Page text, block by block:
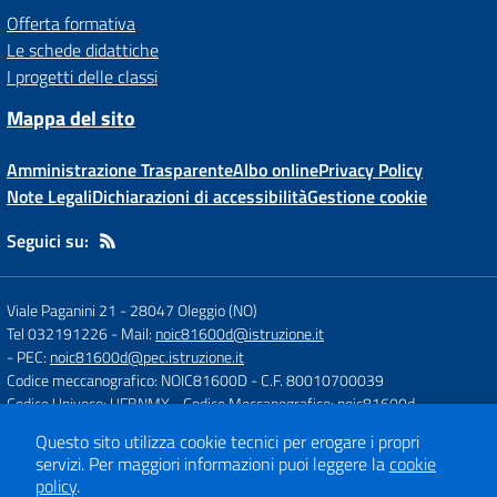
Offerta formativa
Le schede didattiche
I progetti delle classi
Mappa del sito
Amministrazione TrasparenteAlbo onlinePrivacy Policy
Note LegaliDichiarazioni di accessibilitàGestione cookie
Seguici su:
Viale Paganini 21 -28047 Oleggio (NO)
Tel 032191226- Mail: noic81600d@istruzione.it
- PEC: noic81600d@pec.istruzione.it
Codice meccanografico: NOIC81600D- C.F. 80010700039
Codice Univoco: UFBNMX- Codice Meccanografico: noic81600d
Concept & Design by
Designers Italia
Questo sito utilizza cookie tecnici per erogare i propri
servizi. Per maggiori informazioni puoi leggere lacookie
policy.